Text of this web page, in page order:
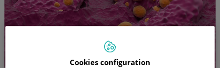
Cookies configuration